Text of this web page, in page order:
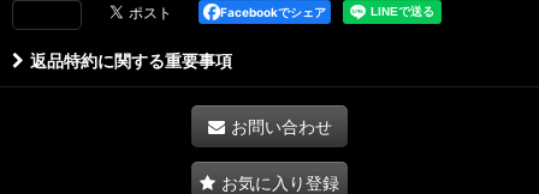
Facebookでシェア
返品特約に関する重要事項
お問い合わせ
お気に入り登録